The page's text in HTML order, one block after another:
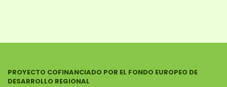
PROYECTO COFINANCIADO POR EL FONDO EUROPEO DE
DESARROLLO REGIONAL